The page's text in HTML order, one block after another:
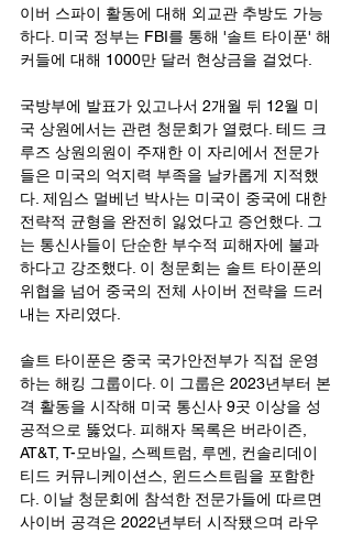
이버 스파이 활동에 대해 외교관 추방도 가능
하다. 미국 정부는 FBI를 통해 '솔트 타이푼' 해
커들에 대해 1000만 달러 현상금을 걸었다.
국방부에 발표가 있고나서 2개월 뒤 12월 미
국 상원에서는 관련 청문회가 열렸다. 테드 크
루즈 상원의원이 주재한 이 자리에서 전문가
들은 미국의 억지력 부족을 날카롭게 지적했
다. 제임스 멀베넌 박사는 미국이 중국에 대한
전략적 균형을 완전히 잃었다고 증언했다. 그
는 통신사들이 단순한 부수적 피해자에 불과
하다고 강조했다. 이 청문회는 솔트 타이푼의
위협을 넘어 중국의 전체 사이버 전략을 드러
내는 자리였다.
솔트 타이푼은 중국 국가안전부가 직접 운영
하는 해킹 그룹이다. 이 그룹은 2023년부터 본
격 활동을 시작해 미국 통신사 9곳 이상을 성
공적으로 뚫었다. 피해자 목록은 버라이즌,
AT&T, T-모바일, 스펙트럼, 루멘, 컨솔리데이
티드 커뮤니케이션스, 윈드스트림을 포함한
다. 이날 청문회에 참석한 전문가들에 따르면
사이버 공격은 2022년부터 시작됐으며 라우